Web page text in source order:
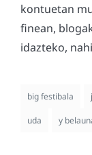
kontuetan
finean,
idazteko,
big festibala
uda y